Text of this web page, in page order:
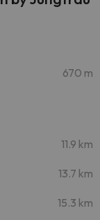
670 m
11.9 km
13.7 km
15.3 km